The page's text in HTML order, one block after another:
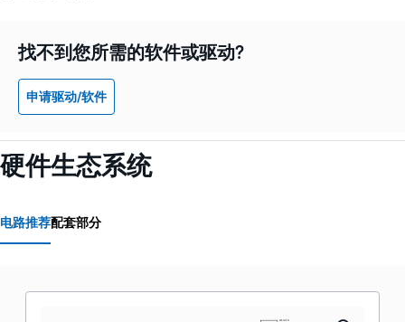
找不到您所需的软件或驱动?
申请驱动/软件
硬件生态系统
电路推荐配套部分